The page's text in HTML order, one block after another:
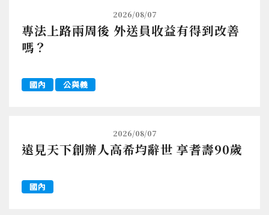
2026/08/07
專法上路兩周後 外送員收益有得到改善
嗎？
國內 公與義
2026/08/07
遠見天下創辦人高希均辭世 享耆壽90歲
國內